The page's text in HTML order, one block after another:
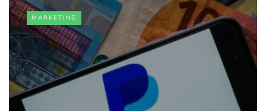
MARKETING